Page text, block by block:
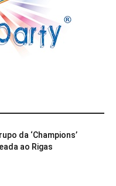
da ‘Champions’
ao Rigas